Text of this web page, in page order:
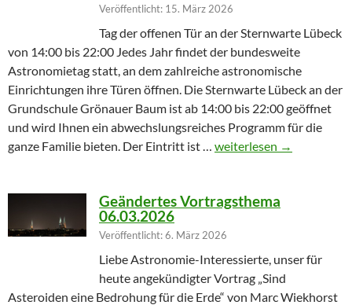
Veröffentlicht: 15. März 2026
Tag der offenen Tür an der Sternwarte Lübeck
von 14:00 bis 22:00 Jedes Jahr findet der bundesweite
Astronomietag statt, an dem zahlreiche astronomische
Einrichtungen ihre Türen öffnen. Die Sternwarte Lübeck an der
Grundschule Grönauer Baum ist ab 14:00 bis 22:00 geöffnet
und wird Ihnen ein abwechslungsreiches Programm für die
ganze Familie bieten. Der Eintritt ist … Winterprogramm endet
weiterlesen →
Geändertes Vortragsthema
06.03.2026
Veröffentlicht: 6. März 2026
Liebe Astronomie-Interessierte, unser für
heute angekündigter Vortrag „Sind
Asteroiden eine Bedrohung für die Erde“ von Marc Wiekhorst